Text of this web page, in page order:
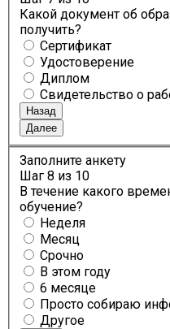
Какой документ об
получить?
Сертификат
Удостоверение
Диплом
Свидетельство о
Назад
Далее
Заполните анкету
Шаг 8 из 10
В течение какого
обучение?
Неделя
Месяц
Срочно
В этом году
6 месяце
Просто собираю
Другое